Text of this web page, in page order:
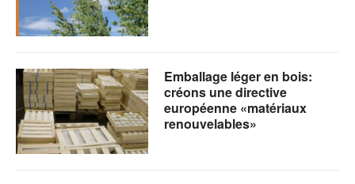
Emballage léger en bois:
créons une directive
européenne «matériaux
renouvelables»